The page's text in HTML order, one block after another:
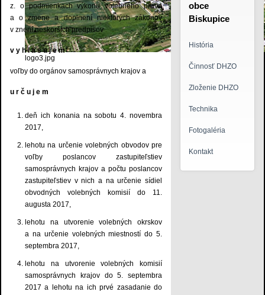
logo3.jpg
z. o podmienkach výkonu volebného práva
a o zmene a doplnení niektorých zákonov
v znení neskorších predpisov
v y h l a s u j e m
voľby do orgánov samosprávnych krajov a
u r č u j e m
deň ich konania na sobotu 4. novembra
2017,
lehotu na určenie volebných obvodov pre
voľby poslancov zastupiteľstiev
samosprávnych krajov a počtu poslancov
zastupiteľstiev v nich a na určenie sídiel
obvodných volebných komisií do 11.
augusta 2017,
lehotu na utvorenie volebných okrskov
a na určenie volebných miestností do 5.
septembra 2017,
lehotu na utvorenie volebných komisií
samosprávnych krajov do 5. septembra
2017 a lehotu na ich prvé zasadanie do
obce
Biskupice
História
Činnosť DHZO
Zloženie DHZO
Technika
Fotogaléria
Kontakt